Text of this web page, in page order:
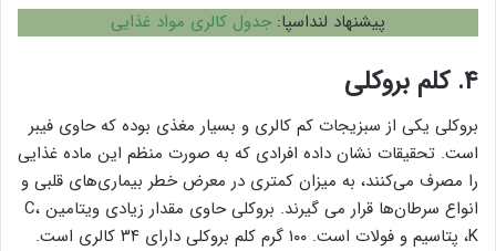
پیشنهاد لنداسپا: جدول کالری مواد غذایی
۴. کلم بروکلی
بروکلی یکی از سبزیجات کم کالری و بسیار مغذی بوده که حاوی فیبر
است. تحقیقات نشان داده افرادی که به صورت منظم این ماده غذایی
را مصرف می‌کنند، به میزان کمتری در معرض خطر بیماری‌های قلبی و
انواع سرطان‌ها قرار می گیرند. بروکلی حاوی مقدار زیادی ویتامین C،
K، پتاسیم و فولات است. ۱۰۰ گرم کلم بروکلی دارای ۳۴ کالری است.